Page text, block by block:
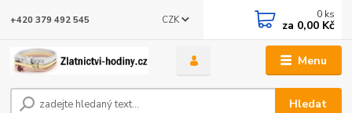
Menu
CZK
Hledat
+420 379 492 545 0 ks
za 0,00 Kč